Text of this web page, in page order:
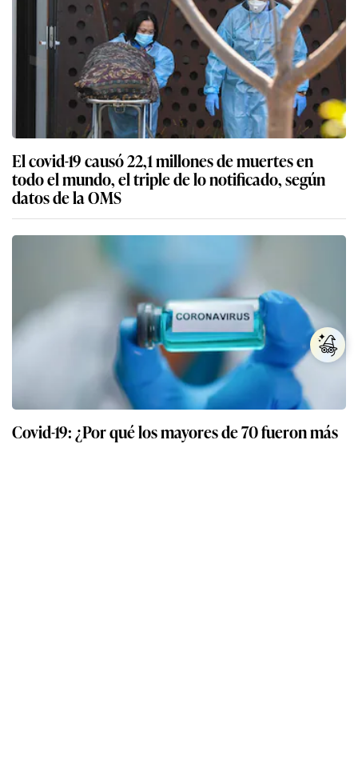
El covid-19 causó 22,1 millones de muertes en
todo el mundo, el triple de lo notificado, según
datos de la OMS
Covid-19: ¿Por qué los mayores de 70 fueron más
vulnerables a la primera ola de la enfermedad?